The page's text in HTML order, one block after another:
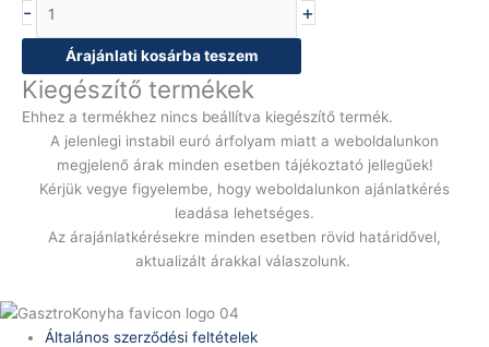
- +
Árajánlati kosárba teszem
Kiegészítő termékek
Ehhez a termékhez nincs beállítva kiegészítő termék.
A jelenlegi instabil euró árfolyam miatt a weboldalunkon
megjelenő árak minden esetben tájékoztató jellegűek!
Kérjük vegye figyelembe, hogy weboldalunkon ajánlatkérés
leadása lehetséges.
Az árajánlatkérésekre minden esetben rövid határidővel,
aktualizált árakkal válaszolunk.
Általános szerződési feltételek